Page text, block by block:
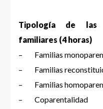
Tipología de las
familiares (4 horas)
– Familias
– Familias
– Familias
– Coparentalidad